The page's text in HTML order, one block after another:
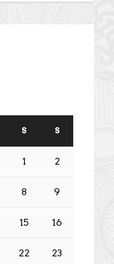
S S
1 2
8 9
15 16
22 23